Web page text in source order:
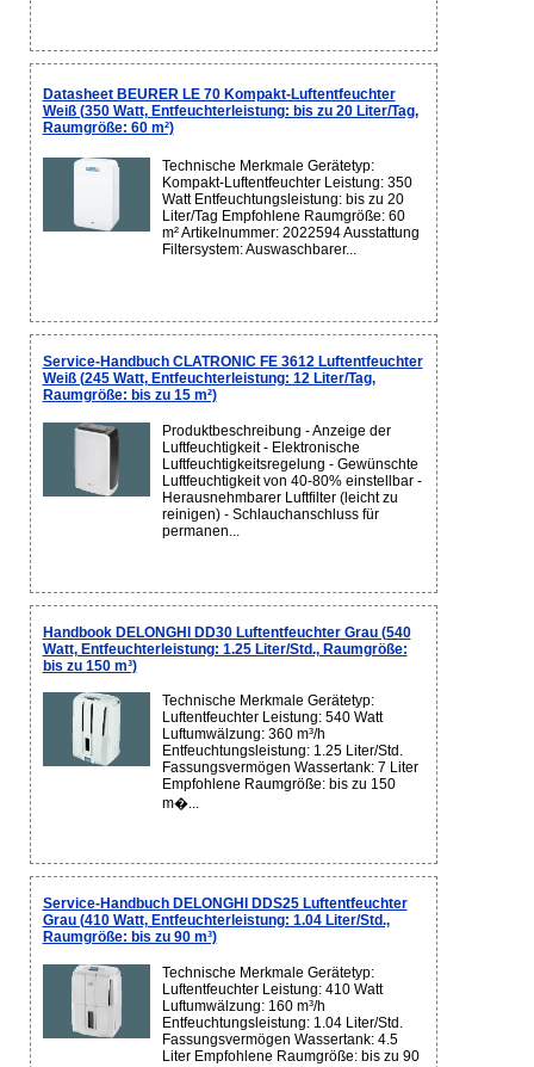
Datasheet BEURER LE 70 Kompakt-Luftentfeuchter
Weiß (350 Watt, Entfeuchterleistung: bis zu 20 Liter/Tag,
Raumgröße: 60 m²)
Technische Merkmale Gerätetyp:
Kompakt-Luftentfeuchter Leistung: 350
Watt Entfeuchtungsleistung: bis zu 20
Liter/Tag Empfohlene Raumgröße: 60
m² Artikelnummer: 2022594 Ausstattung
Filtersystem: Auswaschbarer...
Service-Handbuch CLATRONIC FE 3612 Luftentfeuchter
Weiß (245 Watt, Entfeuchterleistung: 12 Liter/Tag,
Raumgröße: bis zu 15 m²)
Produktbeschreibung - Anzeige der
Luftfeuchtigkeit - Elektronische
Luftfeuchtigkeitsregelung - Gewünschte
Luftfeuchtigkeit von 40-80% einstellbar -
Herausnehmbarer Luftfilter (leicht zu
reinigen) - Schlauchanschluss für
permanen...
Handbook DELONGHI DD30 Luftentfeuchter Grau (540
Watt, Entfeuchterleistung: 1.25 Liter/Std., Raumgröße:
bis zu 150 m³)
Technische Merkmale Gerätetyp:
Luftentfeuchter Leistung: 540 Watt
Luftumwälzung: 360 m³/h
Entfeuchtungsleistung: 1.25 Liter/Std.
Fassungsvermögen Wassertank: 7 Liter
Empfohlene Raumgröße: bis zu 150
m�...
Service-Handbuch DELONGHI DDS25 Luftentfeuchter
Grau (410 Watt, Entfeuchterleistung: 1.04 Liter/Std.,
Raumgröße: bis zu 90 m³)
Technische Merkmale Gerätetyp:
Luftentfeuchter Leistung: 410 Watt
Luftumwälzung: 160 m³/h
Entfeuchtungsleistung: 1.04 Liter/Std.
Fassungsvermögen Wassertank: 4.5
Liter Empfohlene Raumgröße: bis zu 90